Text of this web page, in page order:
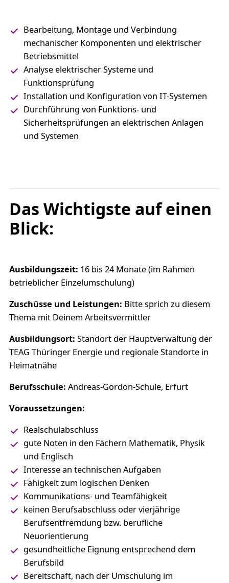
Bearbeitung, Montage und Verbindung
mechanischer Komponenten und elektrischer
Betriebsmittel
Analyse elektrischer Systeme und
Funktionsprüfung
Installation und Konfiguration von IT-Systemen
Durchführung von Funktions- und
Sicherheitsprüfungen an elektrischen Anlagen
und Systemen
Das Wichtigste auf einen
Blick:
Ausbildungszeit: 16 bis 24 Monate (im Rahmen
betrieblicher Einzelumschulung)
Zuschüsse und Leistungen: Bitte sprich zu diesem
Thema mit Deinem Arbeitsvermittler
Ausbildungsort: Standort der Hauptverwaltung der
TEAG Thüringer Energie und regionale Standorte in
Heimatnähe
Berufsschule: Andreas-Gordon-Schule, Erfurt
Voraussetzungen:
Realschulabschluss
gute Noten in den Fächern Mathematik, Physik
und Englisch
Interesse an technischen Aufgaben
Fähigkeit zum logischen Denken
Kommunikations- und Teamfähigkeit
keinen Berufsabschluss oder vierjährige
Berufsentfremdung bzw. berufliche
Neuorientierung
gesundheitliche Eignung entsprechend dem
Berufsbild
Bereitschaft, nach der Umschulung im